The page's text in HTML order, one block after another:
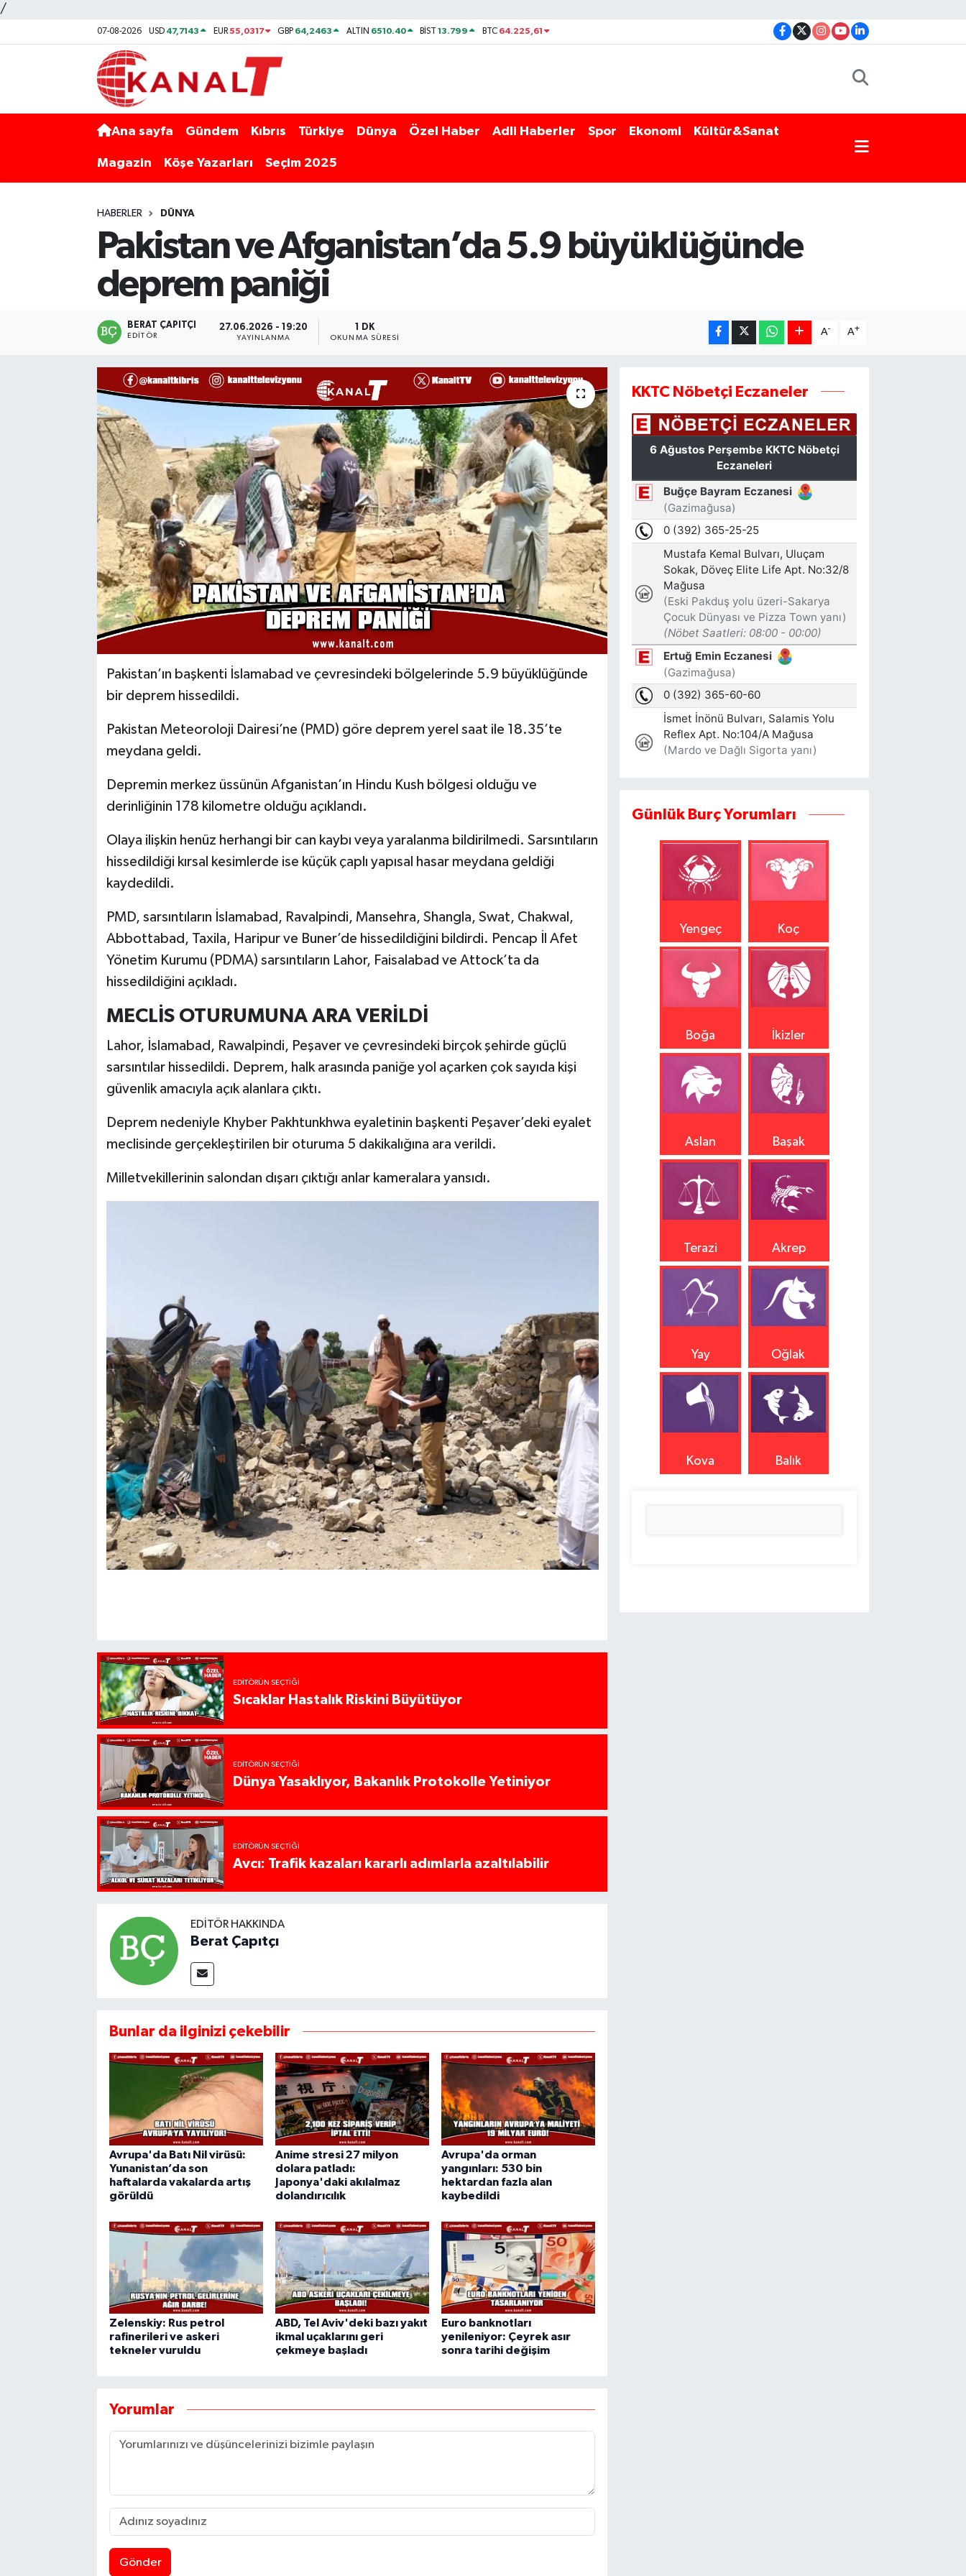
/
07-08-2026 USD 47,7143 EUR55,0317 GBP 64,2463 ALTIN 6510.40 BİST13.799 BTC 64.225,61
Ana sayfa Gündem Kıbrıs Türkiye Dünya Özel Haber Adli Haberler Spor Ekonomi Kültür&Sanat
Magazin Köşe Yazarları Seçim 2025
HABERLER DÜNYA
Pakistan ve Afganistan’da 5.9 büyüklüğünde
deprem paniği
BERAT ÇAPITÇI
EDITÖR
27.06.2026 - 19:20
YAYINLANMA
1 DK
OKUNMA SÜRESI
A- A+
Pakistan’ın başkenti İslamabad ve çevresindeki bölgelerinde 5.9 büyüklüğünde
bir deprem hissedildi.
Pakistan Meteoroloji Dairesi’ne (PMD) göre deprem yerel saat ile 18.35’te
meydana geldi.
Depremin merkez üssünün Afganistan’ın Hindu Kush bölgesi olduğu ve
derinliğinin 178 kilometre olduğu açıklandı.
Olaya ilişkin henüz herhangi bir can kaybı veya yaralanma bildirilmedi. Sarsıntıların
hissedildiği kırsal kesimlerde ise küçük çaplı yapısal hasar meydana geldiği
kaydedildi.
PMD, sarsıntıların İslamabad, Ravalpindi, Mansehra, Shangla, Swat, Chakwal,
Abbottabad, Taxila, Haripur ve Buner’de hissedildiğini bildirdi. Pencap İl Afet
Yönetim Kurumu (PDMA) sarsıntıların Lahor, Faisalabad ve Attock’ta da
hissedildiğini açıkladı.
MECLİS OTURUMUNA ARA VERİLDİ
Lahor, İslamabad, Rawalpindi, Peşaver ve çevresindeki birçok şehirde güçlü
sarsıntılar hissedildi. Deprem, halk arasında paniğe yol açarken çok sayıda kişi
güvenlik amacıyla açık alanlara çıktı.
Deprem nedeniyle Khyber Pakhtunkhwa eyaletinin başkenti Peşaver’deki eyalet
meclisinde gerçekleştirilen bir oturuma 5 dakikalığına ara verildi.
Milletvekillerinin salondan dışarı çıktığı anlar kameralara yansıdı.
EDITÖRÜN SEÇTIĞI
Sıcaklar Hastalık Riskini Büyütüyor
EDITÖRÜN SEÇTIĞI
Dünya Yasaklıyor, Bakanlık Protokolle Yetiniyor
EDITÖRÜN SEÇTIĞI
Avcı: Trafik kazaları kararlı adımlarla azaltılabilir
EDITÖR HAKKINDA
Berat Çapıtçı
Bunlar da ilginizi çekebilir
Avrupa'da Batı Nil virüsü:
Yunanistan’da son
haftalarda vakalarda artış
görüldü
Anime stresi 27 milyon
dolara patladı:
Japonya'daki akılalmaz
dolandırıcılık
Avrupa'da orman
yangınları: 530 bin
hektardan fazla alan
kaybedildi
Zelenskiy: Rus petrol
rafinerileri ve askeri
tekneler vuruldu
ABD, Tel Aviv'deki bazı yakıt
ikmal uçaklarını geri
çekmeye başladı
Euro banknotları
yenileniyor: Çeyrek asır
sonra tarihi değişim
Yorumlar
Gönder
KKTC Nöbetçi Eczaneler
Günlük Burç Yorumları
Yengeç Koç
Boğa İkizler
Aslan Başak
Terazi Akrep
Yay Oğlak
Kova Balık